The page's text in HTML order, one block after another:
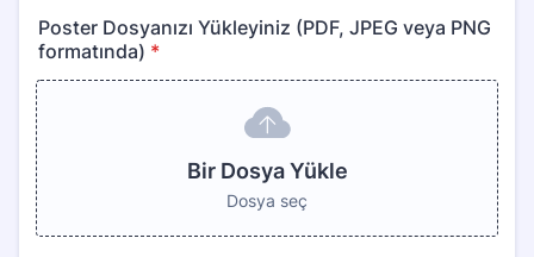
Poster Dosyanızı Yükleyiniz (PDF, JPEG veya PNG
formatında) *
Bir Dosya Yükle
Dosya seç